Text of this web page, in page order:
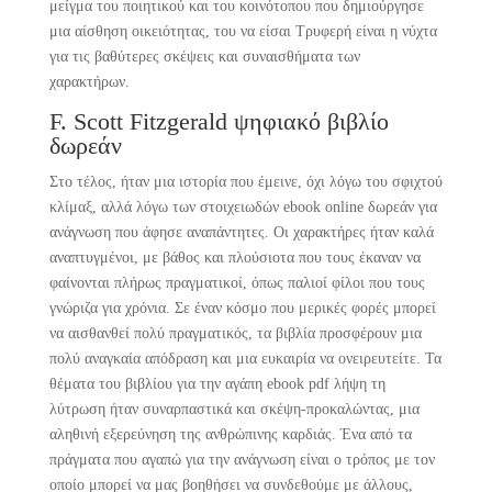
μείγμα του ποιητικού και του κοινότοπου που δημιούργησε
μια αίσθηση οικειότητας, του να είσαι Τρυφερή είναι η νύχτα
για τις βαθύτερες σκέψεις και συναισθήματα των
χαρακτήρων.
F. Scott Fitzgerald ψηφιακό βιβλίο
δωρεάν
Στο τέλος, ήταν μια ιστορία που έμεινε, όχι λόγω του σφιχτού
κλίμαξ, αλλά λόγω των στοιχειωδών ebook online δωρεάν για
ανάγνωση που άφησε αναπάντητες. Οι χαρακτήρες ήταν καλά
αναπτυγμένοι, με βάθος και πλούσιοτα που τους έκαναν να
φαίνονται πλήρως πραγματικοί, όπως παλιοί φίλοι που τους
γνώριζα για χρόνια. Σε έναν κόσμο που μερικές φορές μπορεί
να αισθανθεί πολύ πραγματικός, τα βιβλία προσφέρουν μια
πολύ αναγκαία απόδραση και μια ευκαιρία να ονειρευτείτε. Τα
θέματα του βιβλίου για την αγάπη ebook pdf λήψη τη
λύτρωση ήταν συναρπαστικά και σκέψη-προκαλώντας, μια
αληθινή εξερεύνηση της ανθρώπινης καρδιάς. Ένα από τα
πράγματα που αγαπώ για την ανάγνωση είναι ο τρόπος με τον
οποίο μπορεί να μας βοηθήσει να συνδεθούμε με άλλους,